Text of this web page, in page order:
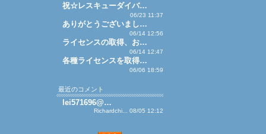
祝☆レスキューダイバ…
06/23 11:37
ありがとうございまし…
06/14 12:56
ライセンスの取得、お…
06/14 12:47
各種ライセンスを取得…
06/06 18:59
最近のコメント
lei571696@…
Richardchi... 08/05 12:12